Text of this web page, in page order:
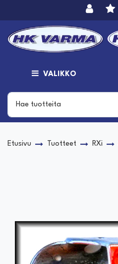
VALIKKO
Etusivu Tuotteet RXi